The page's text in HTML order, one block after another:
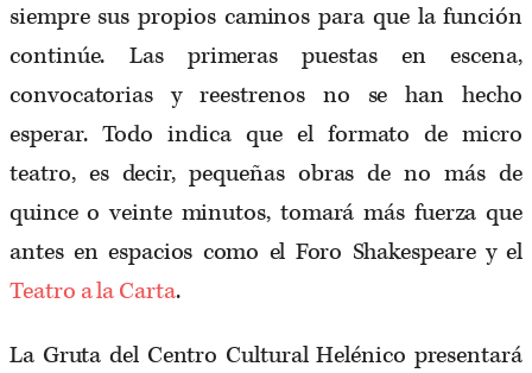
siempre sus propios caminos para que la función
continúe. Las primeras puestas en escena,
convocatorias y reestrenos no se han hecho
esperar. Todo indica que el formato de micro
teatro, es decir, pequeñas obras de no más de
quince o veinte minutos, tomará más fuerza que
antes en espacios como el Foro Shakespeare y el
Teatro a la Carta.
La Gruta del Centro Cultural Helénico presentará